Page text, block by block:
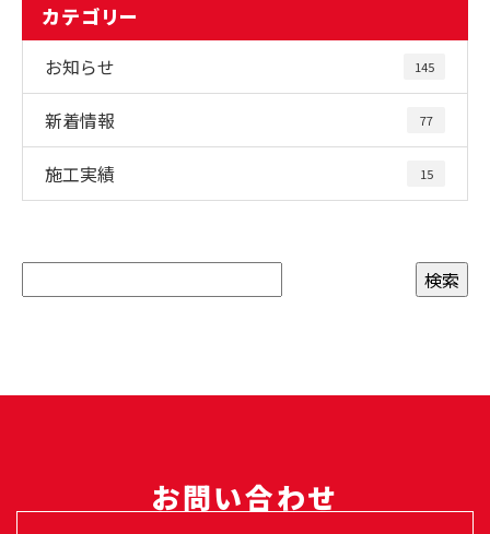
カテゴリー
お知らせ 145
新着情報 77
施工実績 15
お問い合わせ